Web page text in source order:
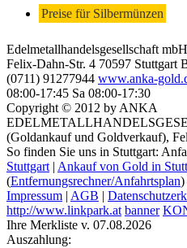
Preise für Silbermünzen
Edelmetallhandelsgesellschaft mbH
Felix-Dahn-Str. 4 70597 Stuttgart
(0711) 91277944 www.anka-
08:00-17:45 Sa 08:00-17:30
Copyright © 2012 by ANKA
(Goldankauf und Goldverkauf),
So finden Sie uns in Stuttgart:
Stuttgart | Ankauf von Gold in
(Entfernungsrechner/Anfahrtsplan)
Impressum | AGB |
http://www.linkpark.at banner
Ihre Merkliste v. 07.08.2026
Auszahlung: